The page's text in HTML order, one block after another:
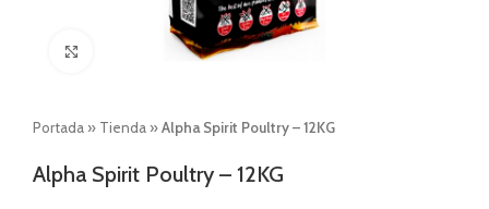
Click to enlarge
Portada » Tienda »Alpha Spirit Poultry – 12KG
Alpha Spirit Poultry – 12KG